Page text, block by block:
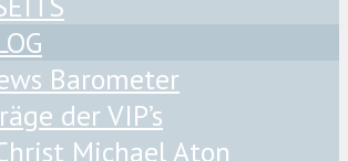
Barometer
der VIP’s
Michael Aton